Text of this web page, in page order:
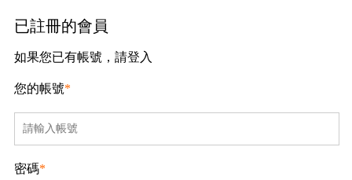
已註冊的會員
如果您已有帳號，請登入
您的帳號*
密碼*